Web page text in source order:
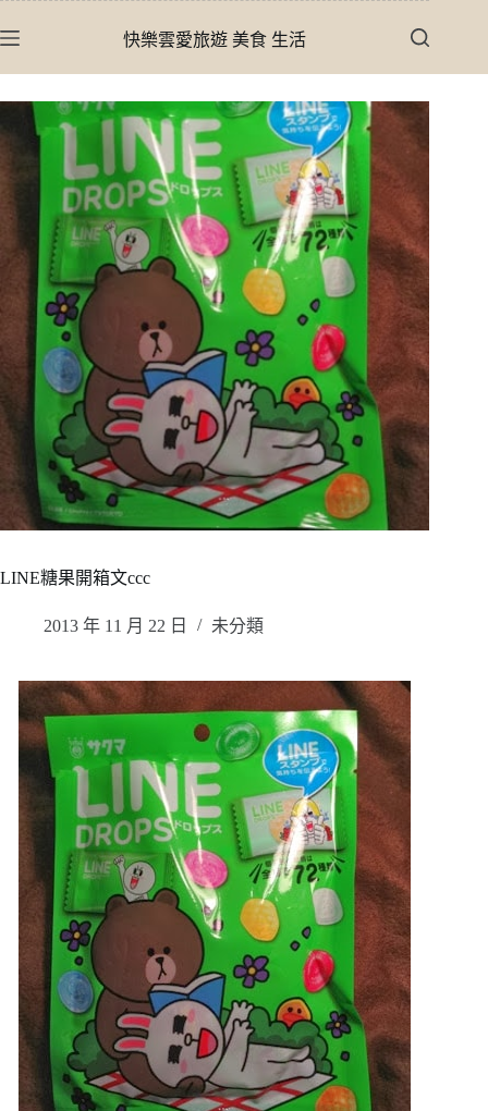
至
快樂雲愛旅遊 美食 生活
LINE糖果開箱文ccc
2013 年 11 月 22 日 未分類